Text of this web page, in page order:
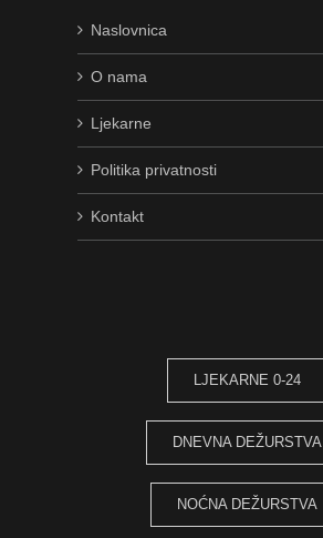
Naslovnica
O nama
Ljekarne
Politika privatnosti
Kontakt
LJEKARNE 0-24
DNEVNA DEŽURSTVA
NOĆNA DEŽURSTVA